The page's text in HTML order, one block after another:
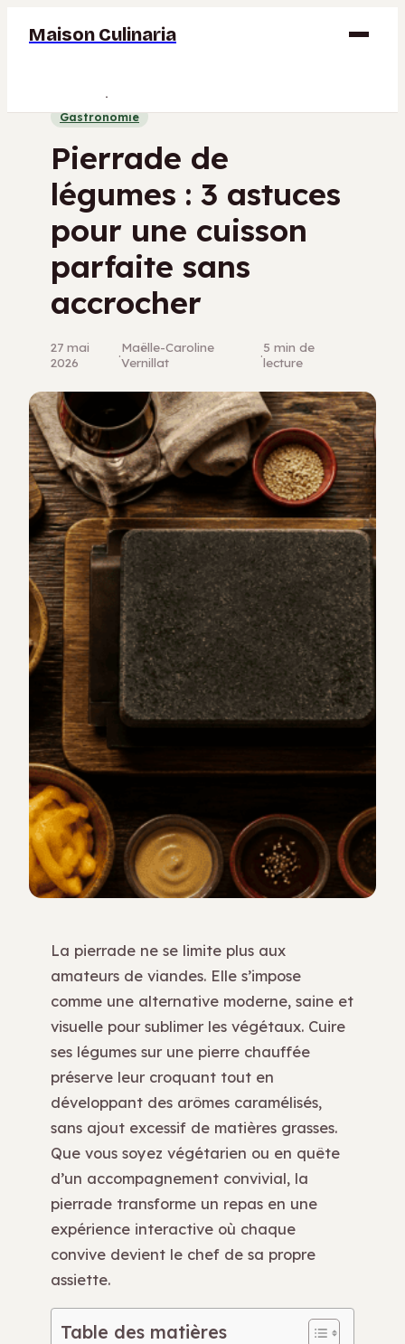
Maison Culinaria
Gastronomie
Jardinage
Bricolage
Gastronomie
Pierrade de
légumes : 3 astuces
pour une cuisson
parfaite sans
accrocher
27 mai
2026
·Maëlle-Caroline
Vernillat
·5 min de
lecture
La pierrade ne se limite plus aux
amateurs de viandes. Elle s’impose
comme une alternative moderne, saine et
visuelle pour sublimer les végétaux. Cuire
ses légumes sur une pierre chauffée
préserve leur croquant tout en
développant des arômes caramélisés,
sans ajout excessif de matières grasses.
Que vous soyez végétarien ou en quête
d’un accompagnement convivial, la
pierrade transforme un repas en une
expérience interactive où chaque
convive devient le chef de sa propre
assiette.
Table des matières